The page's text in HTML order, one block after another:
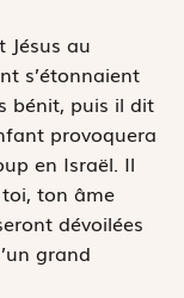
Jésus au
s’étonnaient
bénit, puis il dit
provoquera
en Israël. Il
ton âme
dévoilées
grand